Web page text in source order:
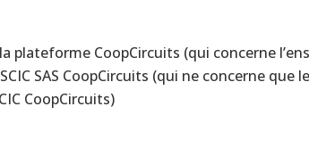
plateforme CoopCircuits (qui concerne
SAS CoopCircuits (qui ne concerne
CoopCircuits)